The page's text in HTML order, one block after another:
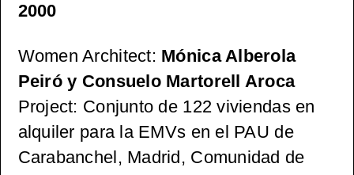
2000
Women Architect: Mónica Alberola
Peiró y Consuelo Martorell Aroca
Project: Conjunto de 122 viviendas en
alquiler para la EMVs en el PAU de
Carabanchel, Madrid, Comunidad de